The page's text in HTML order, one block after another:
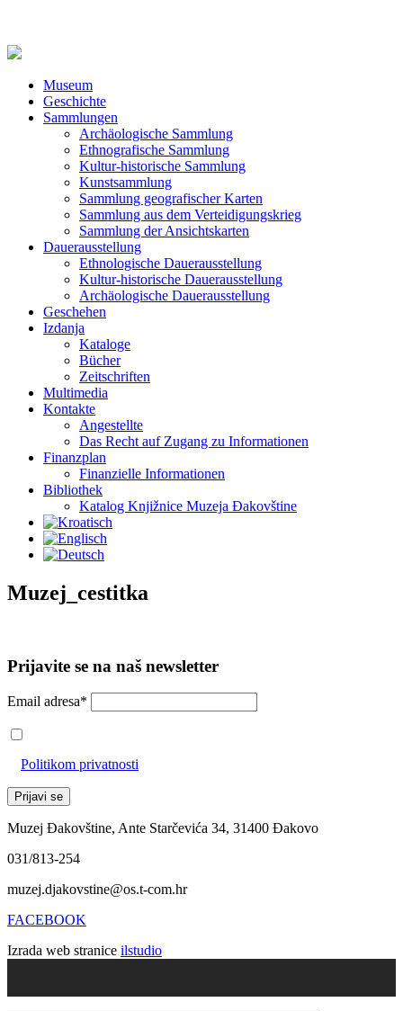
Museum
Geschichte
Sammlungen
Archäologische Sammlung
Ethnografische Sammlung
Kultur-historische Sammlung
Kunstsammlung
Sammlung geografischer Karten
Sammlung aus dem Verteidigungskrieg
Sammlung der Ansichtskarten
Dauerausstellung
Ethnologische Dauerausstellung
Kultur-historische Dauerausstellung
Archäologische Dauerausstellung
Geschehen
Izdanja
Kataloge
Bücher
Zeitschriften
Multimedia
Kontakte
Angestellte
Das Recht auf Zugang zu Informationen
Finanzplan
Finanzielle Informationen
Bibliothek
Katalog Knjižnice Muzeja Đakovštine
Muzej_cestitka
Prijavite se na naš newsletter
Email adresa*
Politikom privatnosti
Muzej Đakovštine, Ante Starčevića 34, 31400 Đakovo
031/813-254
muzej.djakovstine@os.t-com.hr
FACEBOOK
Izrada web stranice ilstudio